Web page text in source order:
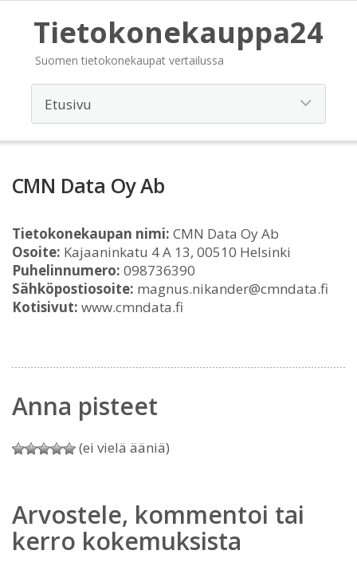
Tietokonekauppa24
Suomen tietokonekaupat vertailussa
CMN Data Oy Ab
Tietokonekaupan nimi: CMN Data Oy Ab
Osoite: Kajaaninkatu 4 A 13, 00510 Helsinki
Puhelinnumero: 098736390
Sähköpostiosoite: magnus.nikander@cmndata.fi
Kotisivut: www.cmndata.fi
Anna pisteet
(ei vielä ääniä)
Arvostele, kommentoi tai
kerro kokemuksista